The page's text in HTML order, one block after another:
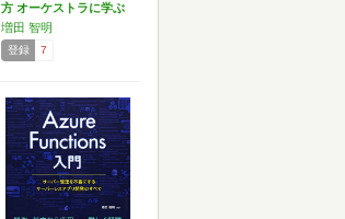
方 オーケストラに学ぶ
プ…
増田 智明
登録 7